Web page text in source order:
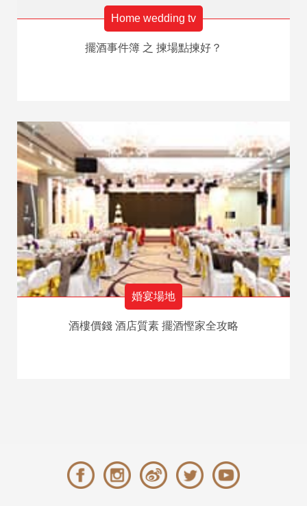
Home wedding tv
擺酒事件簿 之 揀場點揀好？
婚宴場地
酒樓價錢 酒店質素 擺酒慳家全攻略